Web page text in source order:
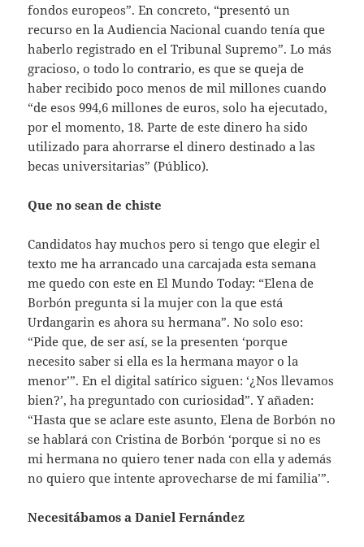
fondos europeos”. En concreto, “presentó un
recurso en la Audiencia Nacional cuando tenía que
haberlo registrado en el Tribunal Supremo”. Lo más
gracioso, o todo lo contrario, es que se queja de
haber recibido poco menos de mil millones cuando
“de esos 994,6 millones de euros, solo ha ejecutado,
por el momento, 18. Parte de este dinero ha sido
utilizado para ahorrarse el dinero destinado a las
becas universitarias” (Público).
Que no sean de chiste
Candidatos hay muchos pero si tengo que elegir el
texto me ha arrancado una carcajada esta semana
me quedo con este en El Mundo Today: “Elena de
Borbón pregunta si la mujer con la que está
Urdangarin es ahora su hermana”. No solo eso:
“Pide que, de ser así, se la presenten ‘porque
necesito saber si ella es la hermana mayor o la
menor’”. En el digital satírico siguen: ‘¿Nos llevamos
bien?’, ha preguntado con curiosidad”. Y añaden:
“Hasta que se aclare este asunto, Elena de Borbón no
se hablará con Cristina de Borbón ‘porque si no es
mi hermana no quiero tener nada con ella y además
no quiero que intente aprovecharse de mi familia’”.
Necesitábamos a Daniel Fernández